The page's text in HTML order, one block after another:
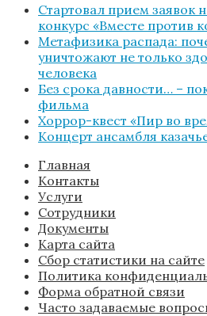
Стартовал прием заявок
конкурс «Вместе против
Метафизика распада:
уничтожают не только
человека
Без срока давности… –
фильма
Хоррор-квест «Пир во
Концерт ансамбля
Главная
Контакты
Услуги
Сотрудники
Документы
Карта сайта
Сбор статистики на сайте
Политика
Форма обратной связи
Часто задаваемые